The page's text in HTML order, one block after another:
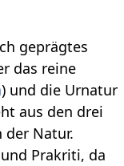
geprägtes
das reine
) und die Urnatur
aus den drei
der Natur.
Prakriti, da